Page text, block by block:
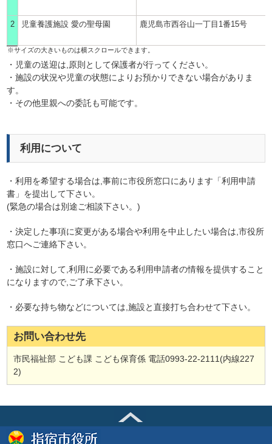
2 児童養護施設 愛の聖母園 鹿児島市西谷山一丁目1番15号
・児童の送迎は,原則として保護者が行ってください。
・施設の状況や児童の状態によりお預かりできない場合がありま
す。
・その他里親への委託も可能です。
利用について
・利用を希望する場合は,事前に市役所窓口にあります「利用申請
書」を提出して下さい。
(緊急の場合は別途ご相談下さい。)
・決定した事項に変更がある場合や利用を中止したい場合は,市役所
窓口へご連絡下さい。
・施設に対して,利用に必要である利用申請者の情報を提供すること
になりますので,ご了承下さい。
・必要な持ち物などについては,施設と直接打ち合わせて下さい。
お問い合わせ先
市民福祉部 こども課 こども保育係 電話0993-22-2111(内線227
2)